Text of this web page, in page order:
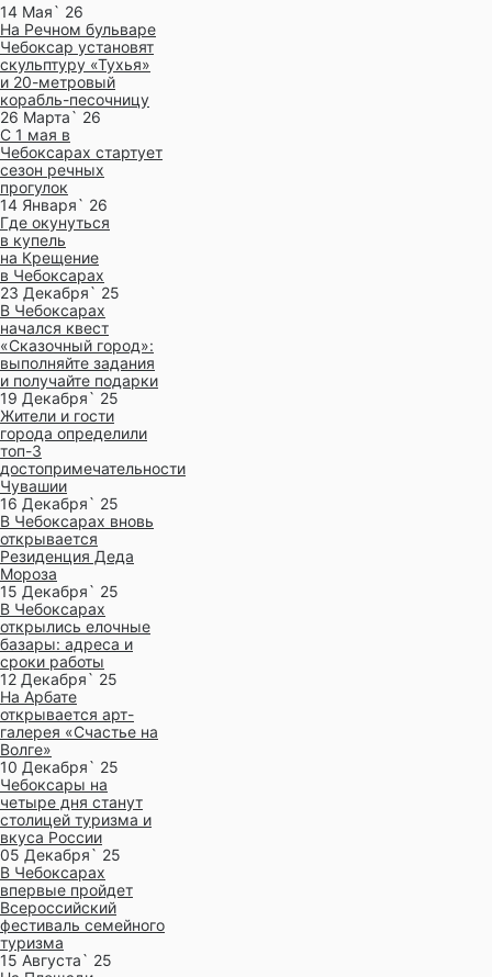
14 Мая` 26
На Речном бульваре
Чебоксар установят
скульптуру «Тухья»
и 20-метровый
корабль-песочницу
26 Марта` 26
С 1 мая в
Чебоксарах стартует
сезон речных
прогулок
14 Января` 26
Где окунуться
в купель
на Крещение
в Чебоксарах
23 Декабря` 25
В Чебоксарах
начался квест
«Сказочный город»:
выполняйте задания
и получайте подарки
19 Декабря` 25
Жители и гости
города определили
топ-3
достопримечательности
Чувашии
16 Декабря` 25
В Чебоксарах вновь
открывается
Резиденция Деда
Мороза
15 Декабря` 25
В Чебоксарах
открылись елочные
базары: адреса и
сроки работы
12 Декабря` 25
На Арбате
открывается арт-
галерея «Счастье на
Волге»
10 Декабря` 25
Чебоксары на
четыре дня станут
столицей туризма и
вкуса России
05 Декабря` 25
В Чебоксарах
впервые пройдет
Всероссийский
фестиваль семейного
туризма
15 Августа` 25